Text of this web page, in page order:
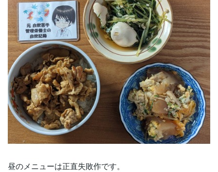
昼のメニューは正直失敗作です。